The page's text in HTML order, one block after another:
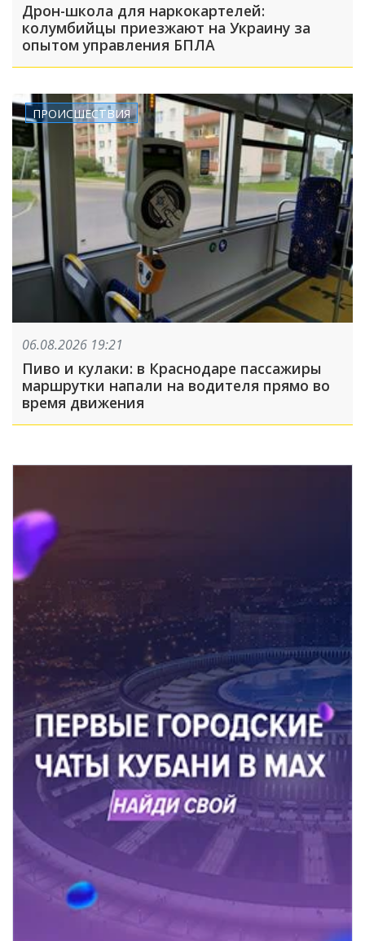
Дрон-школа для наркокартелей:
колумбийцы приезжают на Украину за
опытом управления БПЛА
ПРОИСШЕСТВИЯ
06.08.2026 19:21
Пиво и кулаки: в Краснодаре пассажиры
маршрутки напали на водителя прямо во
время движения